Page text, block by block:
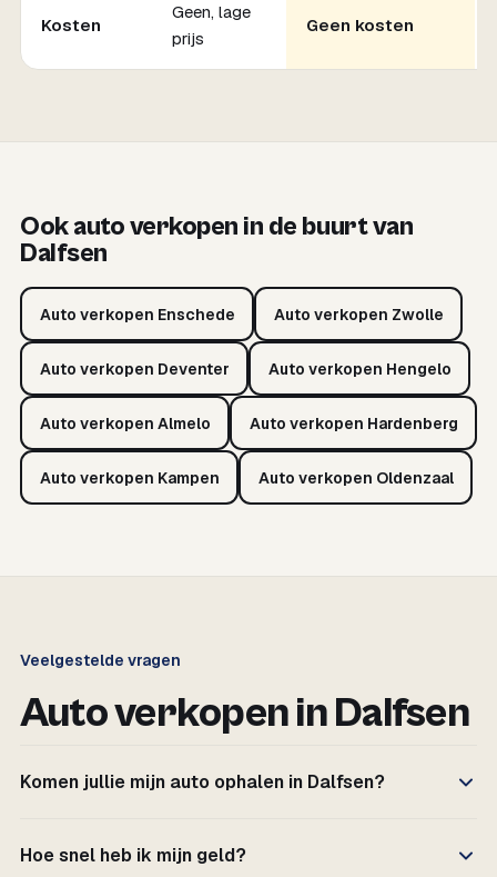
Kosten
Geen, lage
prijs
Geen kosten
Ook auto verkopen in de buurt van
Dalfsen
Auto verkopen Enschede Auto verkopen Zwolle
Auto verkopen Deventer Auto verkopen Hengelo
Auto verkopen Almelo Auto verkopen Hardenberg
Auto verkopen Kampen Auto verkopen Oldenzaal
Veelgestelde vragen
Auto verkopen in Dalfsen
Komen jullie mijn auto ophalen in Dalfsen?
Hoe snel heb ik mijn geld?